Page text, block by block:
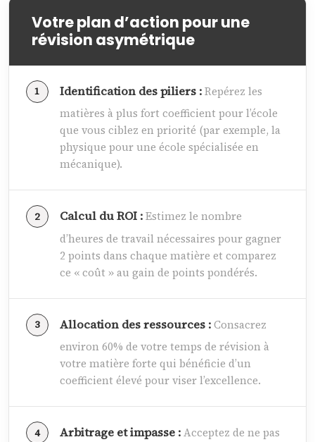
Votre plan d’action pour une
révision asymétrique
Identification des piliers :Repérez les
matières à plus fort coefficient pour l’école
que vous ciblez en priorité (par exemple, la
physique pour une école spécialisée en
mécanique).
Calcul du ROI :Estimez le nombre
d’heures de travail nécessaires pour gagner
2 points dans chaque matière et comparez
ce « coût » au gain de points pondérés.
Allocation des ressources :Consacrez
environ 60% de votre temps de révision à
votre matière forte qui bénéficie d’un
coefficient élevé pour viser l’excellence.
Arbitrage et impasse :Acceptez de ne pas